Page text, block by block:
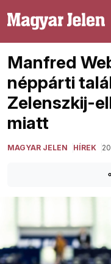
Manfred
néppárti
Zelenszkij-
miatt
MAGYAR JELEN HÍREK